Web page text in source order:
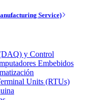
Service)
y Control
Embebidos
Units (RTUs)